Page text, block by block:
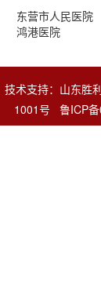
东营市人民医院
鸿港医院
技术支持：山东胜
1001号 鲁ICP